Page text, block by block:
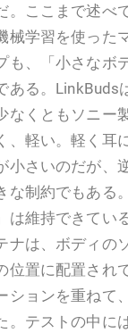
。ここまで述べ
械学習を使った
も、「小さなボ
ある。LinkBuds
なくともソニー
、軽い。軽く耳
小さいのだが、
な制約でもある
は維持できてい
ナは、ボディの
位置に配置され
ションを重ねて
。テストの中に